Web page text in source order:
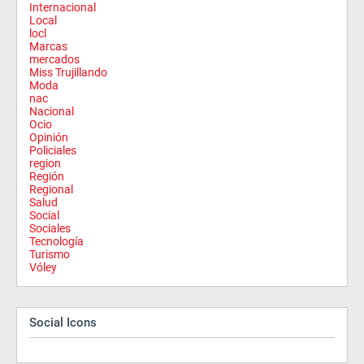
Internacional
Local
locl
Marcas
mercados
Miss Trujillando
Moda
nac
Nacional
Ocio
Opinión
Policiales
region
Región
Regional
Salud
Social
Sociales
Tecnología
Turismo
Vóley
Social Icons